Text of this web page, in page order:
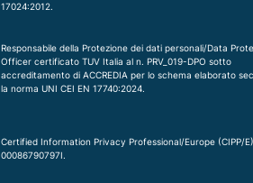
17024:2012.
Responsabile della Protezione dei dati personali/Data
Officer certificato TUV Italia al n. PRV_019-DPO sotto
accreditamento di ACCREDIA per lo schema elaborato
la norma UNI CEI EN 17740:2024.
Certified Information Privacy Professional/Europe (CIPP/
00086790797I.